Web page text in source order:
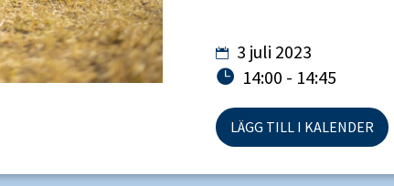
3 juli 2023
14:00 - 14:45
LÄGG TILL I KALENDER